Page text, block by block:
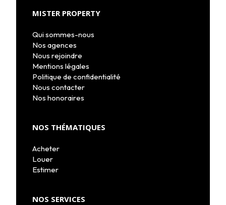
MISTER PROPERTY
Qui sommes-nous
Nos agences
Nous rejoindre
Mentions légales
Politique de confidentialité
Nous contacter
Nos honoraires
NOS THÉMATIQUES
Acheter
Louer
Estimer
NOS SERVICES